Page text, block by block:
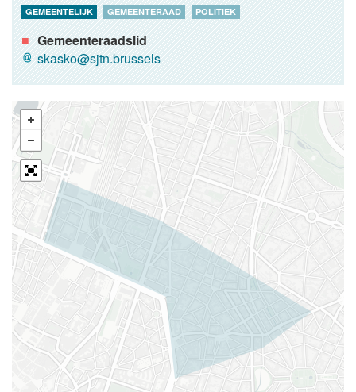
GEMEENTELIJK GEMEENTERAAD POLITIEK
Gemeenteraadslid
skasko@sjtn.brussels